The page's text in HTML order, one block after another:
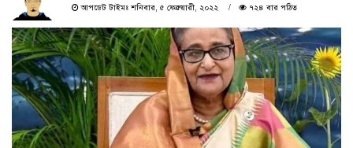
আপডেট টাইমঃ শনিবার, ৫ ফেব্রুয়ারী, ২০২২
৭২৪ বার পঠিত